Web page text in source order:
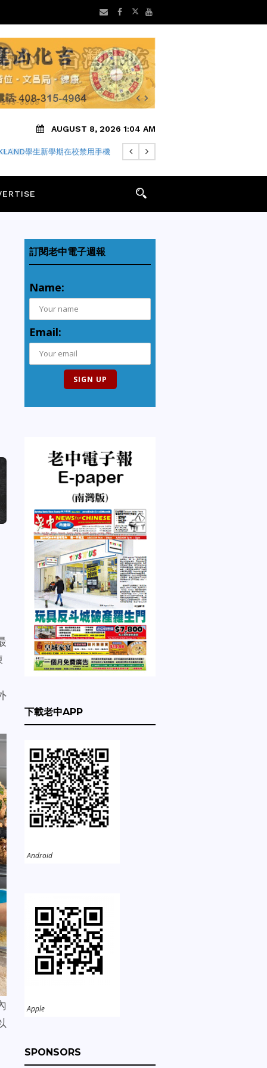
AUGUST 8, 2026 1:04 AM
瀏覽器隱私中繼仍可能洩露IP
訂閱老中電子週報
Name:
Email:
下載老中APP
Android
Apple
SPONSORS